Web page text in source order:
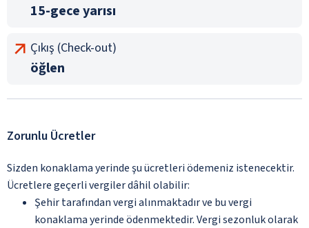
15-gece yarısı
Çıkış (Check-out)
öğlen
Zorunlu Ücretler
Sizden konaklama yerinde şu ücretleri ödemeniz istenecektir.
Ücretlere geçerli vergiler dâhil olabilir:
Şehir tarafından vergi alınmaktadır ve bu vergi
konaklama yerinde ödenmektedir. Vergi sezonluk olarak